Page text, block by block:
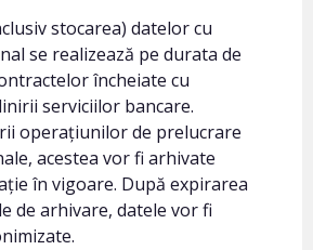
stocarea) datelor cu
se realizează pe durata de
încheiate cu
serviciilor bancare.
operațiunilor de prelucrare
acestea vor fi arhivate
în vigoare. După expirarea
de arhivare, datele vor fi